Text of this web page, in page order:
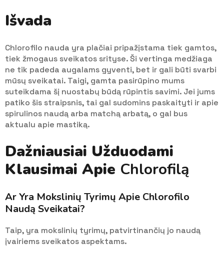
Išvada
Chlorofilo nauda yra plačiai pripažįstama tiek gamtos,
tiek žmogaus sveikatos srityse. Ši vertinga medžiaga
ne tik padeda augalams gyventi, bet ir gali būti svarbi
mūsų sveikatai. Taigi, gamta pasirūpino mums
suteikdama šį nuostabų būdą rūpintis savimi. Jei jums
patiko šis straipsnis, tai gal sudomins paskaityti ir apie
spirulinos naudą arba matchą arbatą, o gal bus
aktualu apie mastiką.
Dažniausiai Užduodami
Klausimai Apie Chlorofilą
Ar Yra Mokslinių Tyrimų Apie Chlorofilo
Naudą Sveikatai?
Taip, yra mokslinių tyrimų, patvirtinančių jo naudą
įvairiems sveikatos aspektams.